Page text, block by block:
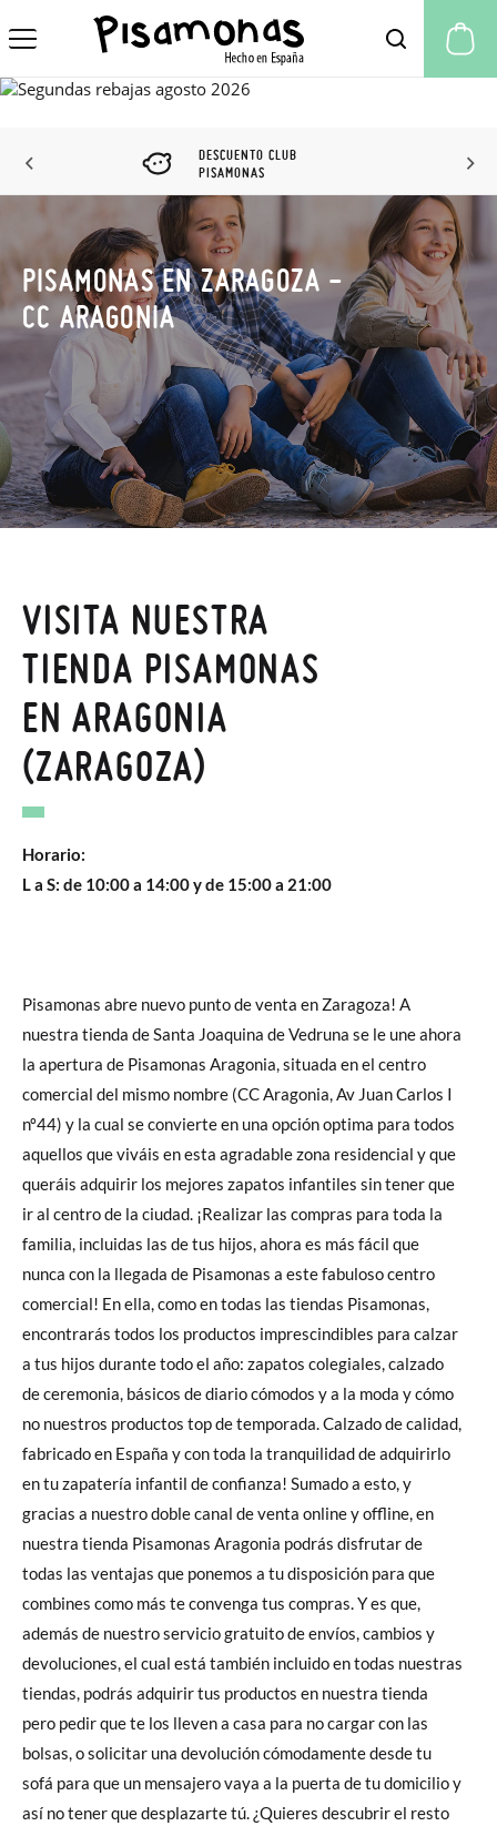
DESCUENTO CLUB
PISAMONAS
PISAMONAS EN ZARAGOZA -
CC ARAGONIA
VISITA NUESTRA
TIENDA PISAMONAS
EN ARAGONIA
(ZARAGOZA)
Horario:
L a S: de 10:00 a 14:00 y de 15:00 a 21:00
Pisamonas abre nuevo punto de venta en Zaragoza! A
nuestra tienda de Santa Joaquina de Vedruna se le une ahora
la apertura de Pisamonas Aragonia, situada en el centro
comercial del mismo nombre (CC Aragonia, Av Juan Carlos I
nº44) y la cual se convierte en una opción optima para todos
aquellos que viváis en esta agradable zona residencial y que
queráis adquirir los mejores zapatos infantiles sin tener que
ir al centro de la ciudad. ¡Realizar las compras para toda la
familia, incluidas las de tus hijos, ahora es más fácil que
nunca con la llegada de Pisamonas a este fabuloso centro
comercial! En ella, como en todas las tiendas Pisamonas,
encontrarás todos los productos imprescindibles para calzar
a tus hijos durante todo el año: zapatos colegiales, calzado
de ceremonia, básicos de diario cómodos y a la moda y cómo
no nuestros productos top de temporada. Calzado de calidad,
fabricado en España y con toda la tranquilidad de adquirirlo
en tu zapatería infantil de confianza! Sumado a esto, y
gracias a nuestro doble canal de venta online y offline, en
nuestra tienda Pisamonas Aragonia podrás disfrutar de
todas las ventajas que ponemos a tu disposición para que
combines como más te convenga tus compras. Y es que,
además de nuestro servicio gratuito de envíos, cambios y
devoluciones, el cual está también incluido en todas nuestras
tiendas, podrás adquirir tus productos en nuestra tienda
pero pedir que te los lleven a casa para no cargar con las
bolsas, o solicitar una devolución cómodamente desde tu
sofá para que un mensajero vaya a la puerta de tu domicilio y
así no tener que desplazarte tú. ¿Quieres descubrir el resto